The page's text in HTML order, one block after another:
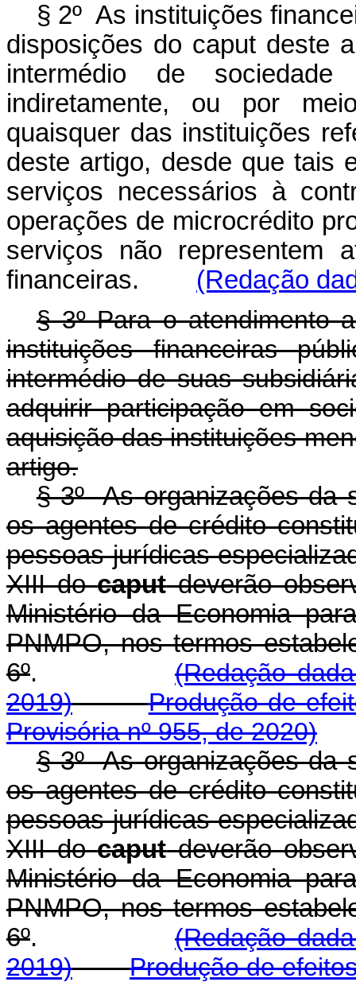
§ 2º As instituições
disposições do caput deste
intermédio de
indiretamente, ou por
quaisquer das instituições
deste artigo, desde que tais
serviços necessários à
operações de microcrédito
serviços não representem
financeiras.
(Redação
§ 3º Para o atendimento
instituições financeiras
intermédio de suas
adquirir participação em
aquisição das instituições
artigo.
§ 3º As organizações da
os agentes de crédito
pessoas jurídicas
XIII docaputdeverão
Ministério da Economia
PNMPO, nos termos
6º.(Redação
2019)
Produção de
Provisória nº 955, de 2020)
§ 3º As organizações da
os agentes de crédito
pessoas jurídicas
XIII docaputdeverão
Ministério da Economia
PNMPO, nos termos
6º.(Redação
2019)
Produção de